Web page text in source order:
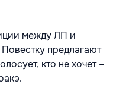
между ЛП и
предлагают
кто не хочет –